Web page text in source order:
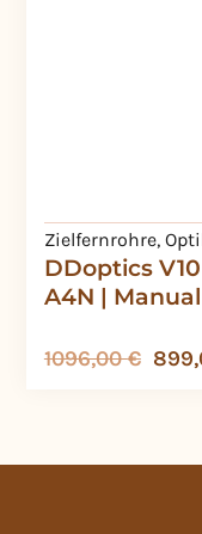
DDoptics
A4N |
Zielfernrohre,
1096,00€